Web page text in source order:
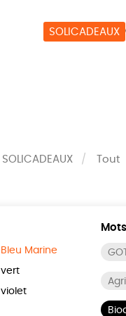
SOLICADEAUX
SOLICADEAUX Tout
Bleu Marine
vert
violet